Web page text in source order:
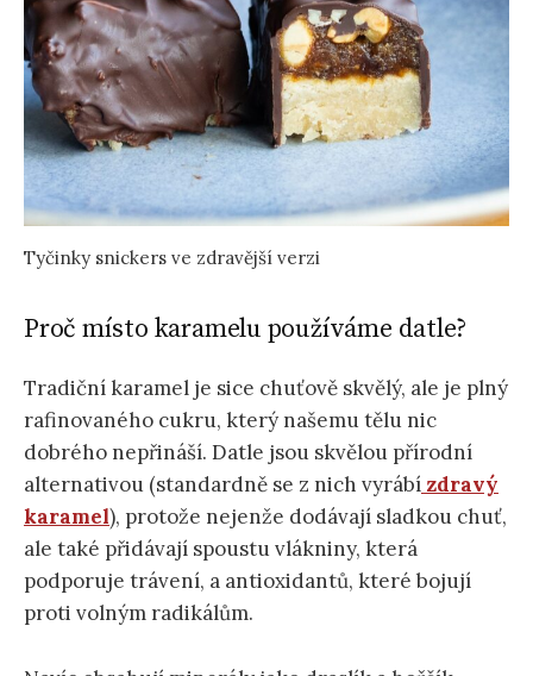
Tyčinky snickers ve zdravější verzi
Proč místo karamelu používáme datle?
Tradiční karamel je sice chuťově skvělý, ale je plný
rafinovaného cukru, který našemu tělu nic
dobrého nepřináší. Datle jsou skvělou přírodní
alternativou (standardně se z nich vyrábí zdravý
karamel), protože nejenže dodávají sladkou chuť,
ale také přidávají spoustu vlákniny, která
podporuje trávení, a antioxidantů, které bojují
proti volným radikálům.